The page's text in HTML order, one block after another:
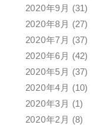
2020年9月 (31)
2020年8月 (27)
2020年7月 (37)
2020年6月 (42)
2020年5月 (37)
2020年4月 (10)
2020年3月 (1)
2020年2月 (8)